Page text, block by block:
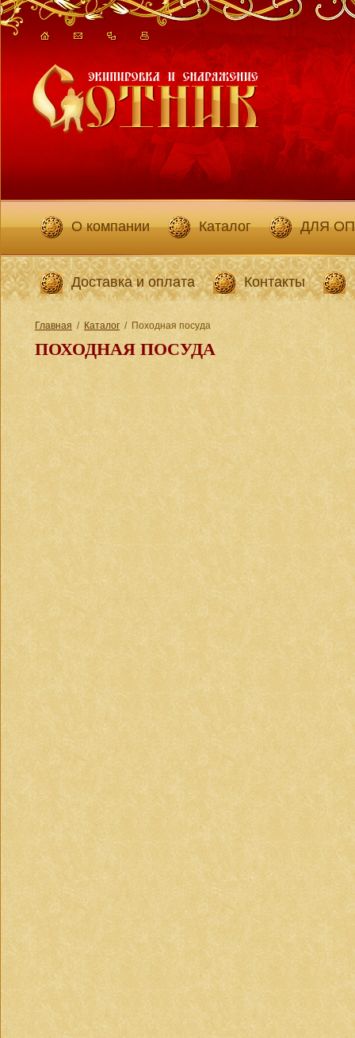
О компании Каталог ДЛЯ
Доставка и оплата Контакты
Главная / Каталог / Походная посуда
ПОХОДНАЯ ПОСУДА